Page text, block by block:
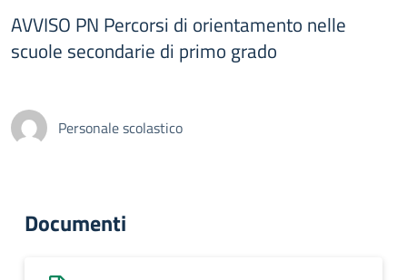
AVVISO PN Percorsi di orientamento nelle
scuole secondarie di primo grado
Personale scolastico
Documenti